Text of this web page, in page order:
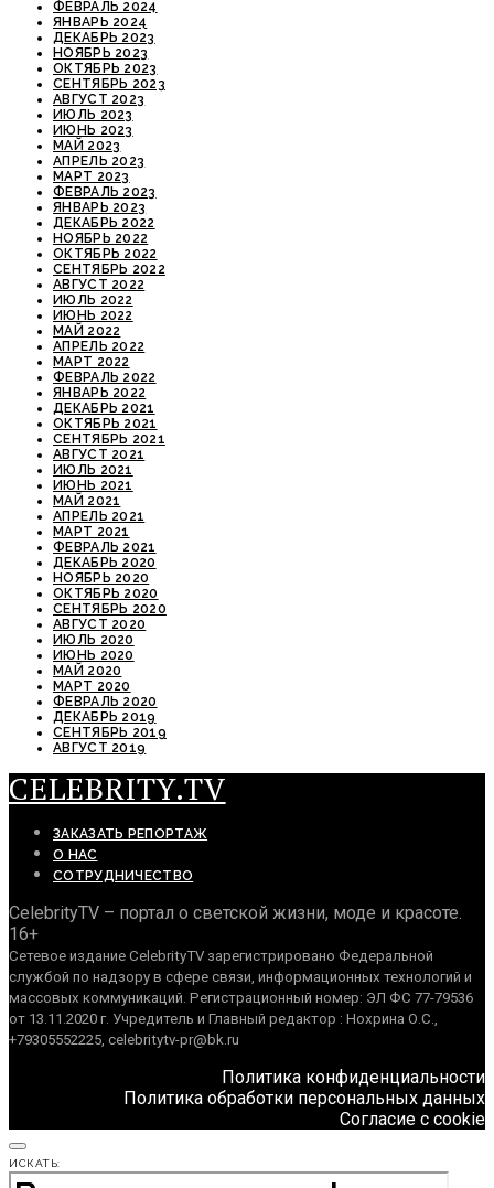
ФЕВРАЛЬ 2024
ЯНВАРЬ 2024
ДЕКАБРЬ 2023
НОЯБРЬ 2023
ОКТЯБРЬ 2023
СЕНТЯБРЬ 2023
АВГУСТ 2023
ИЮЛЬ 2023
ИЮНЬ 2023
МАЙ 2023
АПРЕЛЬ 2023
МАРТ 2023
ФЕВРАЛЬ 2023
ЯНВАРЬ 2023
ДЕКАБРЬ 2022
НОЯБРЬ 2022
ОКТЯБРЬ 2022
СЕНТЯБРЬ 2022
АВГУСТ 2022
ИЮЛЬ 2022
ИЮНЬ 2022
МАЙ 2022
АПРЕЛЬ 2022
МАРТ 2022
ФЕВРАЛЬ 2022
ЯНВАРЬ 2022
ДЕКАБРЬ 2021
ОКТЯБРЬ 2021
СЕНТЯБРЬ 2021
АВГУСТ 2021
ИЮЛЬ 2021
ИЮНЬ 2021
МАЙ 2021
АПРЕЛЬ 2021
МАРТ 2021
ФЕВРАЛЬ 2021
ДЕКАБРЬ 2020
НОЯБРЬ 2020
ОКТЯБРЬ 2020
СЕНТЯБРЬ 2020
АВГУСТ 2020
ИЮЛЬ 2020
ИЮНЬ 2020
МАЙ 2020
МАРТ 2020
ФЕВРАЛЬ 2020
ДЕКАБРЬ 2019
СЕНТЯБРЬ 2019
АВГУСТ 2019
CELEBRITY.TV
ЗАКАЗАТЬ РЕПОРТАЖ
О НАС
СОТРУДНИЧЕСТВО
CelebrityTV – портал о светской жизни, моде и красоте.
16+
Сетевое издание CelebrityTV зарегистрировано Федеральной
службой по надзору в сфере связи, информационных технологий и
массовых коммуникаций. Регистрационный номер: ЭЛ ФС 77-79536
от 13.11.2020 г. Учредитель и Главный редактор : Нохрина О.С.,
+79305552225, celebritytv-pr@bk.ru
Политика конфиденциальности
Политика обработки персональных данных
Согласие с cookie
ИСКАТЬ: